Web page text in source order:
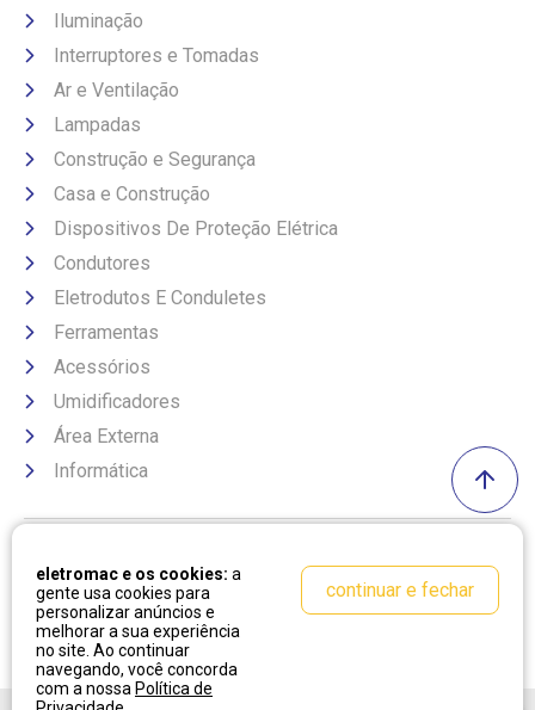
Iluminação
Interruptores e Tomadas
Ar e Ventilação
Lampadas
Construção e Segurança
Casa e Construção
Dispositivos De Proteção Elétrica
Condutores
Eletrodutos E Conduletes
Ferramentas
Acessórios
Umidificadores
Área Externa
Informática
eletromac e os cookies: a
gente usa cookies para
personalizar anúncios e
melhorar a sua experiência
no site. Ao continuar
navegando, você concorda
com a nossa Política de
continuar e fechar